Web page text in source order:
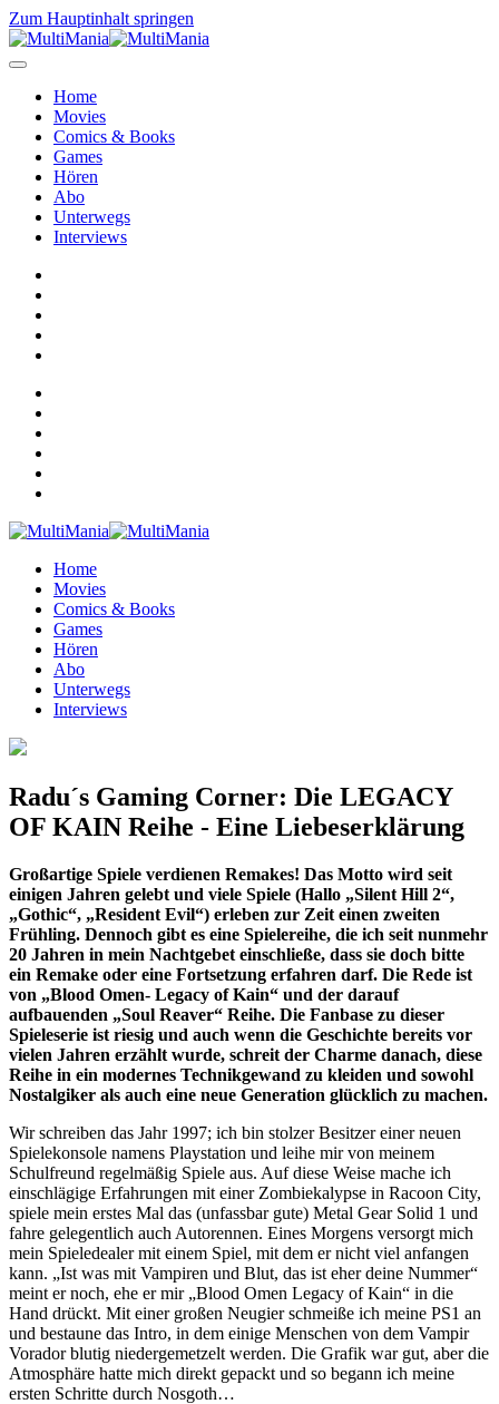
Zum Hauptinhalt springen
Home
Movies
Comics & Books
Games
Hören
Abo
Unterwegs
Interviews
Home
Movies
Comics & Books
Games
Hören
Abo
Unterwegs
Interviews
Radu´s Gaming Corner: Die LEGACY
OF KAIN Reihe - Eine Liebeserklärung
Großartige Spiele verdienen Remakes! Das Motto wird seit
einigen Jahren gelebt und viele Spiele (Hallo „Silent Hill 2“,
„Gothic“, „Resident Evil“) erleben zur Zeit einen zweiten
Frühling. Dennoch gibt es eine Spielereihe, die ich seit nunmehr
20 Jahren in mein Nachtgebet einschließe, dass sie doch bitte
ein Remake oder eine Fortsetzung erfahren darf. Die Rede ist
von „Blood Omen- Legacy of Kain“ und der darauf
aufbauenden „Soul Reaver“ Reihe. Die Fanbase zu dieser
Spieleserie ist riesig und auch wenn die Geschichte bereits vor
vielen Jahren erzählt wurde, schreit der Charme danach, diese
Reihe in ein modernes Technikgewand zu kleiden und sowohl
Nostalgiker als auch eine neue Generation glücklich zu machen.
Wir schreiben das Jahr 1997; ich bin stolzer Besitzer einer neuen
Spielekonsole namens Playstation und leihe mir von meinem
Schulfreund regelmäßig Spiele aus. Auf diese Weise mache ich
einschlägige Erfahrungen mit einer Zombiekalypse in Racoon City,
spiele mein erstes Mal das (unfassbar gute) Metal Gear Solid 1 und
fahre gelegentlich auch Autorennen. Eines Morgens versorgt mich
mein Spieledealer mit einem Spiel, mit dem er nicht viel anfangen
kann. „Ist was mit Vampiren und Blut, das ist eher deine Nummer“
meint er noch, ehe er mir „Blood Omen Legacy of Kain“ in die
Hand drückt. Mit einer großen Neugier schmeiße ich meine PS1 an
und bestaune das Intro, in dem einige Menschen von dem Vampir
Vorador blutig niedergemetzelt werden. Die Grafik war gut, aber die
Atmosphäre hatte mich direkt gepackt und so begann ich meine
ersten Schritte durch Nosgoth…